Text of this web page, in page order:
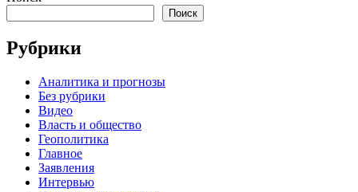
Поиск
Рубрики
Аналитика и прогнозы
Без рубрики
Видео
Власть и общество
Геополитика
Главное
Заявления
Интервью